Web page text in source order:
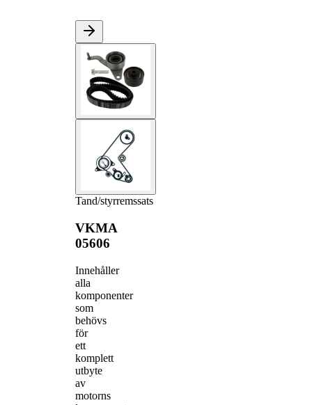
Tand/styrremssats
VKMA
05606
Innehåller
alla
komponenter
som
behövs
för
ett
komplett
utbyte
av
motorns